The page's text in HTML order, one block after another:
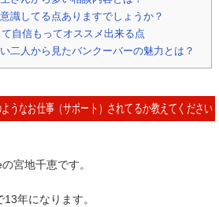
識してる点ありますでしょうか？
自信もってオススメ出来る点
二人から見たバンクーバーの魅力とは？
うなお仕事（サポート）されてるか教えてください
宮地千恵です。
年になります。